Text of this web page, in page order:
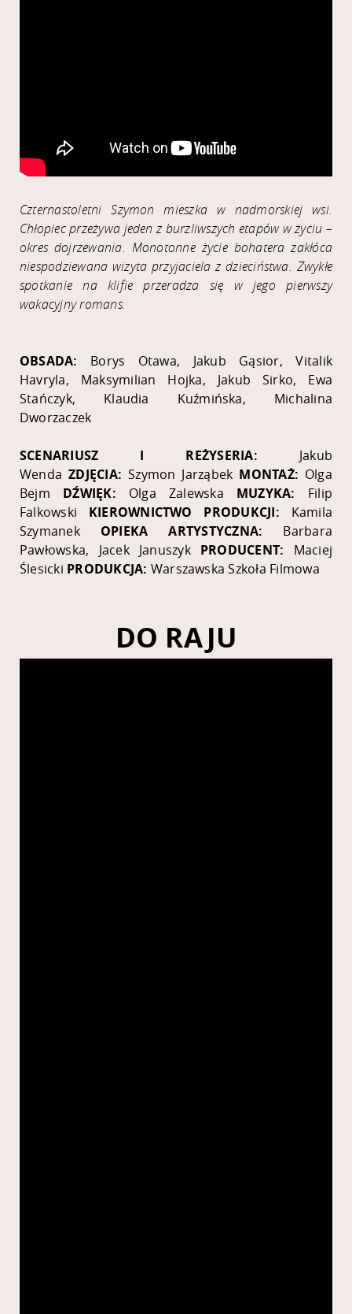
Czternastoletni Szymon mieszka w nadmorskiej wsi.
Chłopiec przeżywa jeden z burzliwszych etapów w życiu –
okres dojrzewania. Monotonne życie bohatera zakłóca
niespodziewana wizyta przyjaciela z dzieciństwa. Zwykłe
spotkanie na klifie przeradza się w jego pierwszy
wakacyjny romans.
OBSADA: Borys Otawa, Jakub Gąsior, Vitalik
Havryla, Maksymilian Hojka, Jakub Sirko, Ewa
Stańczyk, Klaudia Kuźmińska, Michalina
Dworzaczek
SCENARIUSZ I REŻYSERIA:
Jakub
WendaZDJĘCIA:Szymon Jarząbek MONTAŻ: Olga
Bejm DŹWIĘK: Olga Zalewska MUZYKA: Filip
Falkowski KIEROWNICTWO PRODUKCJI: Kamila
Szymanek OPIEKA ARTYSTYCZNA:
Barbara
Pawłowska, Jacek Januszyk PRODUCENT: Maciej
Ślesicki PRODUKCJA: Warszawska Szkoła Filmowa
DO RAJU